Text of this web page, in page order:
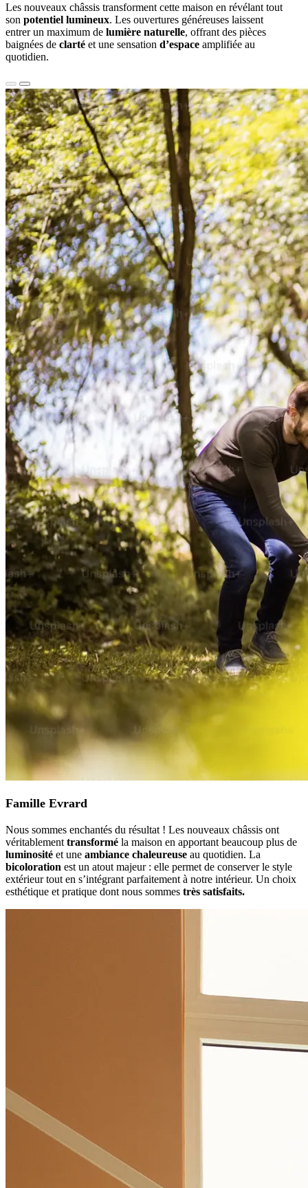
Les nouveaux châssis transforment cette maison en révélant tout
son potentiel lumineux. Les ouvertures généreuses laissent
entrer un maximum de lumière naturelle, offrant des pièces
baignées de clarté et une sensation d’espace amplifiée au
quotidien.
Famille Evrard
Nous sommes enchantés du résultat ! Les nouveaux châssis ont
véritablement transformé la maison en apportant beaucoup plus de
luminosité et une ambiance chaleureuse au quotidien. La
bicoloration est un atout majeur : elle permet de conserver le style
extérieur tout en s’intégrant parfaitement à notre intérieur. Un choix
esthétique et pratique dont nous sommes très satisfaits.